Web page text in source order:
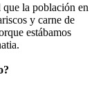
la población en
y carne de
estábamos